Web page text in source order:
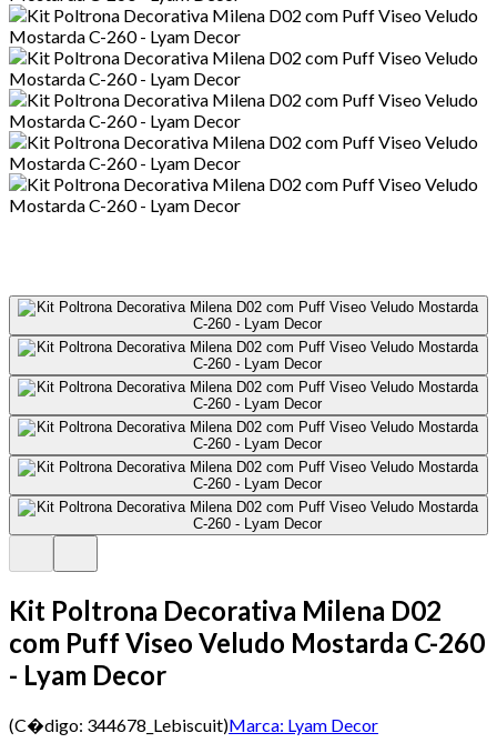
Kit Poltrona Decorativa Milena D02
com Puff Viseo Veludo Mostarda C-260
- Lyam Decor
(C�digo: 344678_Lebiscuit)Marca: Lyam Decor